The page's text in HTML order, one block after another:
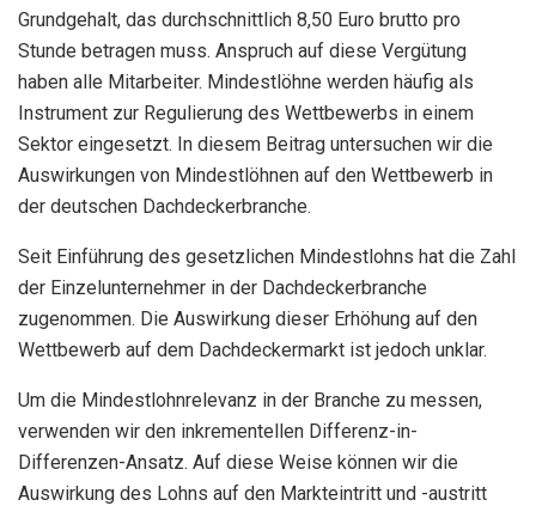
Grundgehalt, das durchschnittlich 8,50 Euro brutto pro
Stunde betragen muss. Anspruch auf diese Vergütung
haben alle Mitarbeiter. Mindestlöhne werden häufig als
Instrument zur Regulierung des Wettbewerbs in einem
Sektor eingesetzt. In diesem Beitrag untersuchen wir die
Auswirkungen von Mindestlöhnen auf den Wettbewerb in
der deutschen Dachdeckerbranche.
Seit Einführung des gesetzlichen Mindestlohns hat die Zahl
der Einzelunternehmer in der Dachdeckerbranche
zugenommen. Die Auswirkung dieser Erhöhung auf den
Wettbewerb auf dem Dachdeckermarkt ist jedoch unklar.
Um die Mindestlohnrelevanz in der Branche zu messen,
verwenden wir den inkrementellen Differenz-in-
Differenzen-Ansatz. Auf diese Weise können wir die
Auswirkung des Lohns auf den Markteintritt und -austritt